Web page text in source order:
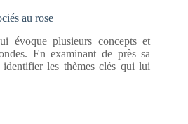
au rose
évoque plusieurs concepts et
En examinant de près sa
les thèmes clés qui lui